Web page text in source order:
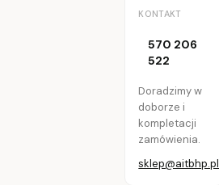
KONTAKT
570 206
522
Doradzimy w
doborze i
kompletacji
zamówienia.
sklep@aitbhp.pl